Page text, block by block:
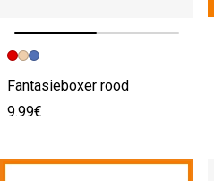
Vorige afbeelding
Volgende beeld
Fantasieboxer rood
9.99€